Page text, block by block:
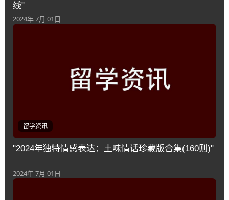
线"
2024年 7月 01日
留学资讯
"2024年独特情感表达：土味情话珍藏版合集(160则)"
2024年 7月 01日